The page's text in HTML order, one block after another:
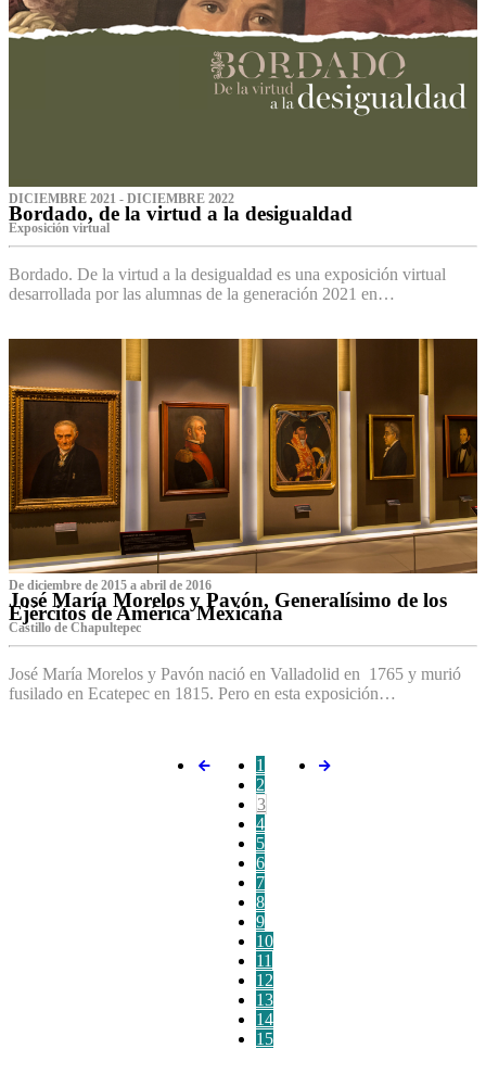
DICIEMBRE 2021 - DICIEMBRE 2022
Bordado, de la virtud a la desigualdad
Exposición virtual‌
Bordado. De la virtud a la desigualdad es una exposición virtual
desarrollada por las alumnas de la generación 2021 en…
De diciembre de 2015 a abril de 2016
José María Morelos y Pavón, Generalísimo de los
Ejércitos de América Mexicana
C‌astillo de Chapultepec
José María Morelos y Pavón nació en Valladolid en 1765 y murió
fusilado en Ecatepec en 1815. Pero en esta exposición…
1
2
3
4
5
6
7
8
9
10
11
12
13
14
15